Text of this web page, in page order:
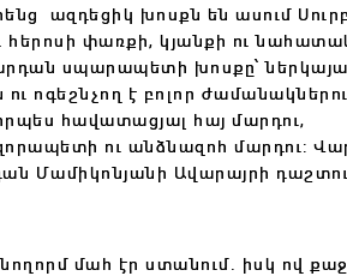
ազդեցիկ խոսքն են ասում
փառքի, կյանքի ու
սպարապետի խոսքը՝
ոգեշնչող է բոլոր
հավատացյալ հայ մարդու,
ու անձնազոհ մարդու:
Մամիկոնյանի Ավարայրի
մահ էր ստանում. իսկ ով